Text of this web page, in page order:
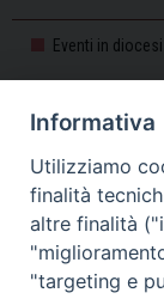
31 1
Eventi in diocesi
Informativa
Utilizziamo
finalità
altre finalità
"targeting e